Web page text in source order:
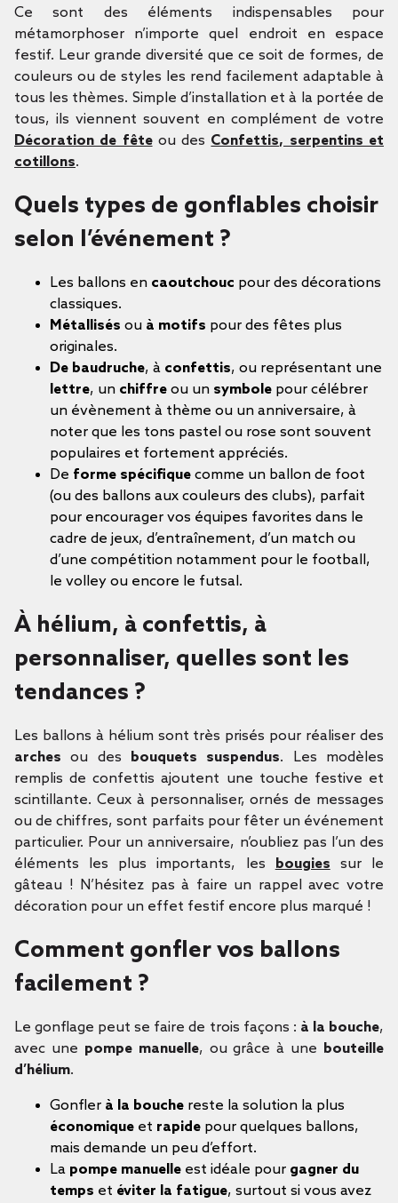
Ce sont des éléments indispensables pour
métamorphoser n’importe quel endroit en espace
festif. Leur grande diversité que ce soit de formes, de
couleurs ou de styles les rend facilement adaptable à
tous les thèmes. Simple d’installation et à la portée de
tous, ils viennent souvent en complément de votre
Décoration de fêteou des Confettis, serpentins et
cotillons.
Quels types de gonflables choisir
selon l’événement ?
Les ballons en caoutchouc pour des décorations
classiques.
Métallisés ou à motifs pour des fêtes plus
originales.
De baudruche, à confettis, ou représentant une
lettre, un chiffre ou un symbole pour célébrer
un évènement à thème ou un anniversaire, à
noter que les tons pastel ou rose sont souvent
populaires et fortement appréciés.
De forme spécifique comme un ballon de foot
(ou des ballons aux couleurs des clubs), parfait
pour encourager vos équipes favorites dans le
cadre de jeux, d’entraînement, d’un match ou
d’une compétition notamment pour le football,
le volley ou encore le futsal.
À hélium, à confettis, à
personnaliser, quelles sont les
tendances ?
Les ballons à hélium sont très prisés pour réaliser des
arches ou des bouquets suspendus. Les modèles
remplis de confettis ajoutent une touche festive et
scintillante. Ceux à personnaliser, ornés de messages
ou de chiffres, sont parfaits pour fêter un événement
particulier. Pour un anniversaire, n’oubliez pas l’un des
éléments les plus importants, les bougies sur le
gâteau ! N’hésitez pas à faire un rappel avec votre
décoration pour un effet festif encore plus marqué !
Comment gonfler vos ballons
facilement ?
Le gonflage peut se faire de trois façons : à la bouche,
avec une pompe manuelle, ou grâce à une bouteille
d’hélium.
Gonfler à la bouche reste la solution la plus
économique et rapide pour quelques ballons,
mais demande un peu d’effort.
La pompe manuelle est idéale pour gagner du
temps et éviter la fatigue, surtout si vous avez